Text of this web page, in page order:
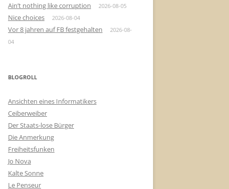
Ain’t nothing like corruption 2026-08-05
Nice choices 2026-08-04
Vor 8 jahren auf FB festgehalten
2026-08-
04
BLOGROLL
Ansichten eines Informatikers
Ceiberweiber
Der Staats-lose Bürger
Die Anmerkung
Freiheitsfunken
Jo Nova
Kalte Sonne
Le Penseur